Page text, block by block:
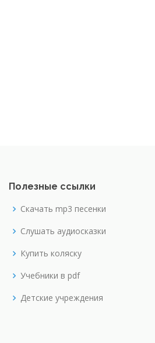
Полезные ссылки
Скачать mp3 песенки
Слушать аудиосказки
Купить коляску
Учебники в pdf
Детские учреждения